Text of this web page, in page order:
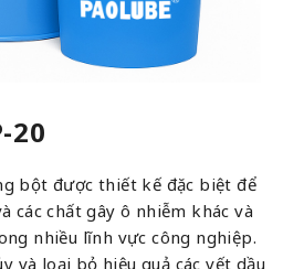
20
bột được thiết kế đặc biệt để
các chất gây ô nhiễm khác và
nhiều lĩnh vực công nghiệp.
và loại bỏ hiệu quả các vết dầu